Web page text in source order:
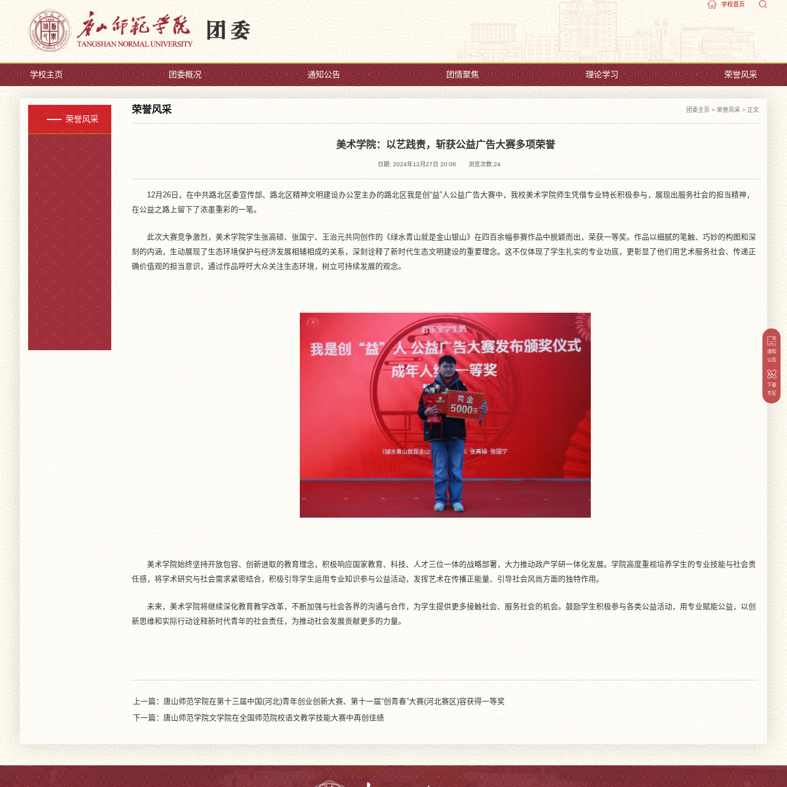
学校首页
学校主页 团委概况 通知公告 团情聚焦 理论学习 荣誉风采
荣誉风采
荣誉风采 团委主页 >荣誉风采 > 正文
美术学院：以艺践责，斩获公益广告大赛多项荣誉
日期: 2024年12月27日 20:06 浏览次数:24
12月26日，在中共路北区委宣传部、路北区精神文明建设办公室主办的路北区我是创“益”人公益广告大赛中，我校美术学院师生凭借专业特长积极参与，展现出服务社会的担当精神，
在公益之路上留下了浓墨重彩的一笔。
此次大赛竞争激烈，美术学院学生张高硕、张国宁、王治元共同创作的《绿水青山就是金山银山》在四百余幅参赛作品中脱颖而出，荣获一等奖。作品以细腻的笔触、巧妙的构图和深
刻的内涵，生动展现了生态环境保护与经济发展相辅相成的关系，深刻诠释了新时代生态文明建设的重要理念。这不仅体现了学生扎实的专业功底，更彰显了他们用艺术服务社会、传递正
确价值观的担当意识，通过作品呼吁大众关注生态环境，树立可持续发展的观念。
美术学院始终坚持开放包容、创新进取的教育理念，积极响应国家教育、科技、人才三位一体的战略部署，大力推动政产学研一体化发展。学院高度重视培养学生的专业技能与社会责
任感，将学术研究与社会需求紧密结合，积极引导学生运用专业知识参与公益活动，发挥艺术在传播正能量、引导社会风尚方面的独特作用。
未来，美术学院将继续深化教育教学改革，不断加强与社会各界的沟通与合作，为学生提供更多接触社会、服务社会的机会。鼓励学生积极参与各类公益活动，用专业赋能公益，以创
新思维和实际行动诠释新时代青年的社会责任，为推动社会发展贡献更多的力量。
上一篇：唐山师范学院在第十三届中国(河北)青年创业创新大赛、第十一届“创青春”大赛(河北赛区)容获得一等奖
下一篇：唐山师范学院文学院在全国师范院校语文教学技能大赛中再创佳绩
通知
公告
下载
专区